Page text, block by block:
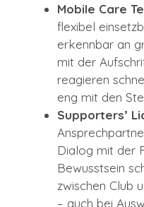
Mobile Care
flexibel
erkennbar an
mit der
reagieren
eng mit den
Supporters’
Dialog mit der
Bewusstsein
zwischen Club
– auch bei